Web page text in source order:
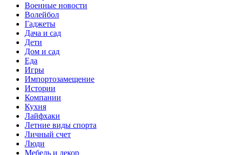
Военные новости
Волейбол
Гаджеты
Дача и сад
Дети
Дом и сад
Еда
Игры
Импортозамещение
Истории
Компании
Кухня
Лайфхаки
Летние виды спорта
Личный счет
Люди
Мебель и декор